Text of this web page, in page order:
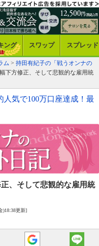
ング スワップ スプレッド
ム > 持田有紀子の「戦うオンナの
下方修正、そして悲観的な雇用統
人気で100万口座達成！最
、 そして悲観的な雇用統
)18:38更新]